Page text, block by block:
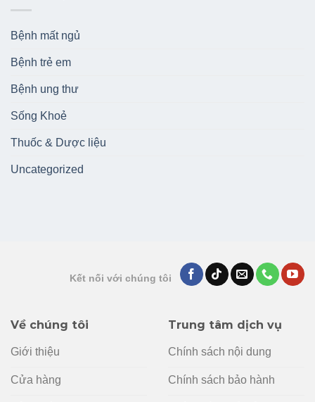
Bệnh mất ngủ
Bệnh trẻ em
Bệnh ung thư
Sống Khoẻ
Thuốc & Dược liệu
Uncategorized
Kết nối với chúng tôi
Về chúng tôi
Giới thiệu
Cửa hàng
Trung tâm dịch vụ
Chính sách nội dung
Chính sách bảo hành